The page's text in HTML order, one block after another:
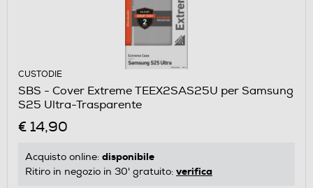
CUSTODIE
SBS - Cover Extreme TEEX2SAS25U per Samsung
S25 Ultra-Trasparente
€ 14,90
Acquisto online: disponibile
Ritiro in negozio in 30' gratuito: verifica